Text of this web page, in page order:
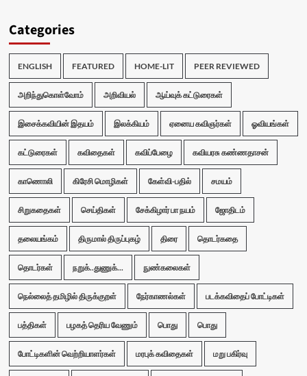
Categories
ENGLISH FEATURED HOME-LIT PEER REVIEWED
அறிந்துகொள்வோம் அறிவியல் ஆய்வுக் கட்டுரைகள்
இசைக்கவியின் இதயம் இலக்கியம் ஏனைய கவிஞர்கள் ஓவியங்கள்
கட்டுரைகள் கவிதைகள் கவிப்பேழை கவியரசு கண்ணதாசன்
காணொலி கிரேசி மொழிகள் கேள்வி-பதில் சமயம்
சிறுகதைகள் செய்திகள் சேக்கிழார் பா நயம் ஜோதிடம்
தலையங்கம் திருமால் திருப்புகழ் திரை தொடர்கதை
தொடர்கள் நறுக்..துணுக்... நுண்கலைகள்
நெல்லைத் தமிழில் திருக்குறள் நேர்காணல்கள் படக்கவிதைப் போட்டிகள்
பத்திகள் பழகத் தெரிய வேணும் பொது பொது
போட்டிகளின் வெற்றியாளர்கள் மரபுக் கவிதைகள் மறு பகிர்வு